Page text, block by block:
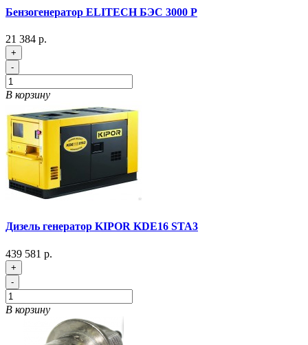
Бензогенератор ELITECH БЭС 3000 P
21 384 р.
+
-
В корзину
Дизель генератор KIPOR KDE16 STA3
439 581 р.
+
-
В корзину